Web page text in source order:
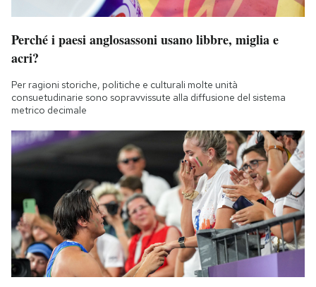
Perché i paesi anglosassoni usano libbre, miglia e
acri?
Per ragioni storiche, politiche e culturali molte unità
consuetudinarie sono sopravvissute alla diffusione del sistema
metrico decimale